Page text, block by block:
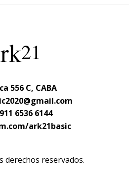
21
556 C, CABA
6536 6144
ark21basic
derechos reservados.